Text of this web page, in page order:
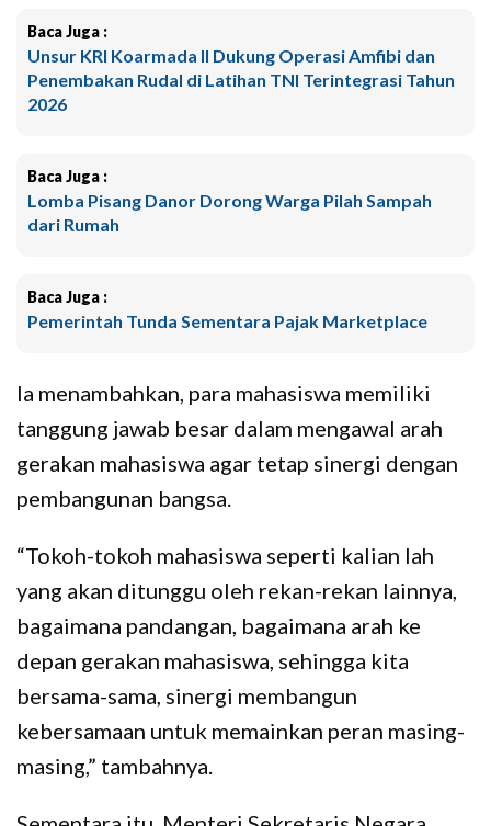
Baca Juga :
Unsur KRI Koarmada II Dukung Operasi Amfibi dan
Penembakan Rudal di Latihan TNI Terintegrasi Tahun
2026
Baca Juga :
Lomba Pisang Danor Dorong Warga Pilah Sampah
dari Rumah
Baca Juga :
Pemerintah Tunda Sementara Pajak Marketplace
Ia menambahkan, para mahasiswa memiliki
tanggung jawab besar dalam mengawal arah
gerakan mahasiswa agar tetap sinergi dengan
pembangunan bangsa.
“Tokoh-tokoh mahasiswa seperti kalian lah
yang akan ditunggu oleh rekan-rekan lainnya,
bagaimana pandangan, bagaimana arah ke
depan gerakan mahasiswa, sehingga kita
bersama-sama, sinergi membangun
kebersamaan untuk memainkan peran masing-
masing,” tambahnya.